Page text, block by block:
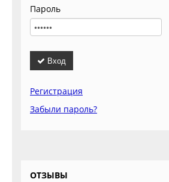
Пароль
Вход
Регистрация
Забыли пароль?
ОТЗЫВЫ